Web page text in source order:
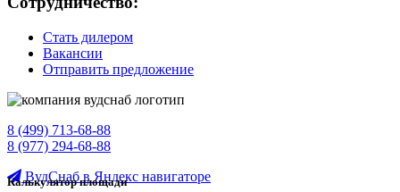
Стать дилером
Вакансии
Отправить предложение
8 (499) 713-68-88
8 (977) 294-68-88
ВудСнаб в Яндекс навигаторе
Калькулятор площади